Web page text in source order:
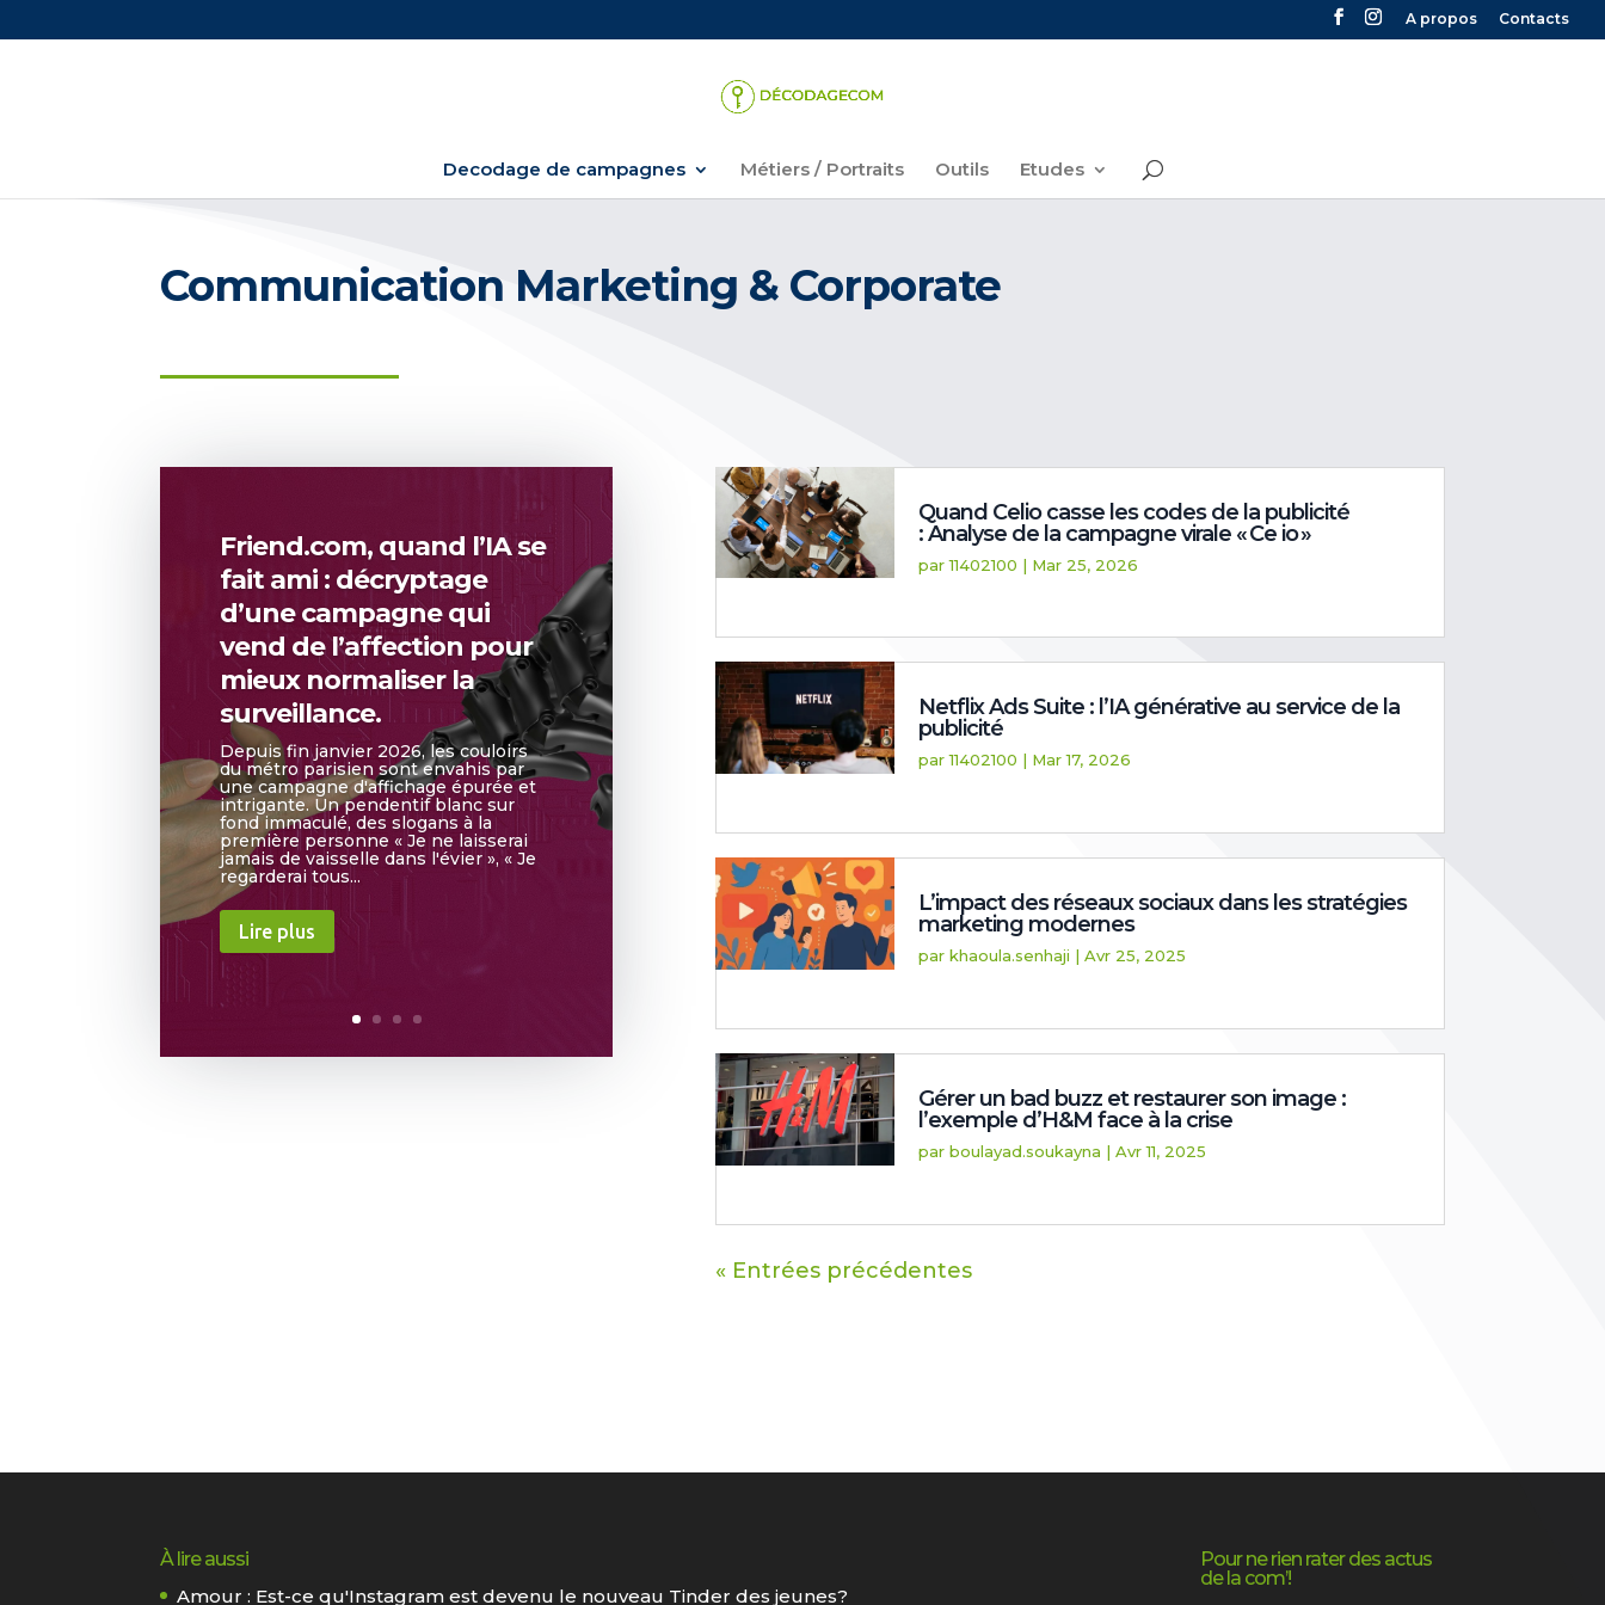
A propos Contacts
Decodage de campagnes Métiers / Portraits Outils Etudes
Communication Marketing & Corporate
Friend.com, quand l’IA se
fait ami : décryptage
d’une campagne qui
vend de l’affection pour
mieux normaliser la
surveillance.
Depuis fin janvier 2026, les couloirs
du métro parisien sont envahis par
une campagne d'affichage épurée et
intrigante. Un pendentif blanc sur
fond immaculé, des slogans à la
première personne « Je ne laisserai
jamais de vaisselle dans l'évier », « Je
regarderai tous...
Lire plus
Quand Celio casse les codes de la publicité
: Analyse de la campagne virale « Ce io »
par11402100 | Mar 25, 2026
Netflix Ads Suite : l’IA générative au service de la
publicité
par11402100 | Mar 17, 2026
L’impact des réseaux sociaux dans les stratégies
marketing modernes
par khaoula.senhaji | Avr 25, 2025
Gérer un bad buzz et restaurer son image :
l’exemple d’H&M face à la crise
par boulayad.soukayna | Avr 11, 2025
« Entrées précédentes
À lire aussi
Amour : Est-ce qu'Instagram est devenu le nouveau Tinder des jeunes?
Pour ne rien rater des actus
de la com’!